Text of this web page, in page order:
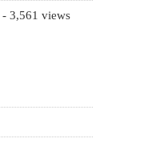
- 3,561 views